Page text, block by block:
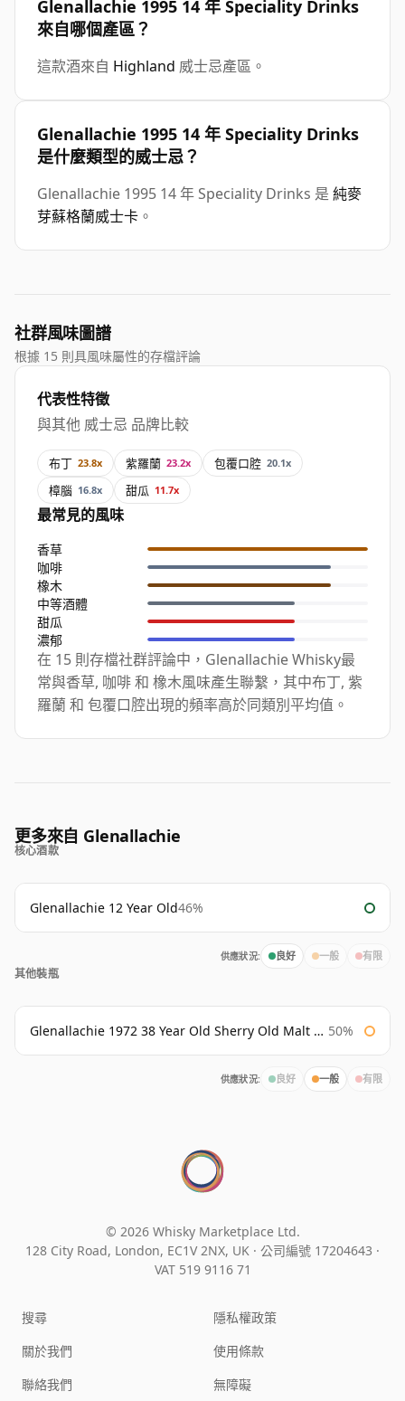
Glenallachie 1995 14 年 Speciality Drinks
來自哪個產區？
這款酒來自 Highland 威士忌產區。
Glenallachie 1995 14 年 Speciality Drinks
是什麼類型的威士忌？
Glenallachie 1995 14 年 Speciality Drinks 是 純麥
芽蘇格蘭威士卡 。
社群風味圖譜
根據 15 則具風味屬性的存檔評論
代表性特徵
與其他 威士忌 品牌比較
布丁 23.8x 紫羅蘭 23.2x 包覆口腔 20.1x
樟腦 16.8x 甜瓜 11.7x
最常見的風味
香草
咖啡
橡木
中等酒體
甜瓜
濃郁
在 15 則存檔社群評論中，Glenallachie Whisky最
常與香草, 咖啡 和 橡木風味產生聯繫，其中布丁, 紫
羅蘭 和 包覆口腔出現的頻率高於同類別平均值。
更多來自 Glenallachie
核心酒款
Glenallachie 12 Year Old46%
供應狀況: 良好 一般 有限
其他裝瓶
Glenallachie 1972 38 Year Old Sherry Old Malt Cask Douglas Laing 50%
供應狀況: 良好 一般 有限
© 2026 Whisky Marketplace Ltd.
128 City Road, London, EC1V 2NX, UK · 公司編號 17204643 ·
VAT 519 9116 71
搜尋
關於我們
聯絡我們
隱私權政策
使用條款
無障礙